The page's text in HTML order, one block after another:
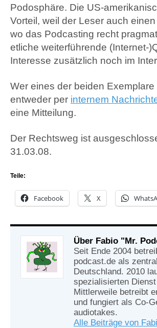
Podosphäre. Die US-
Vorteil, weil der Leser auch
wo das Podcasting recht
etliche weiterführende (Internet-
Interesse zusätzlich noch im
Wer eines der beiden
entweder per internem
eine Mitteilung.
Der Rechtsweg ist
31.03.08.
Teile:
Facebook X
Über Fabio "Mr.
Seit Ende 2004
podcast.de als
Deutschland. 2010
spezialisierten
Mittlerweile betreibt
und fungiert als Co-
audiotakes.
Alle Beiträge von